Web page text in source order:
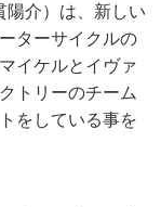
陽介）は、新しい
ターサイクルの
イケルとイヴァ
トリーのチーム
をしている事を